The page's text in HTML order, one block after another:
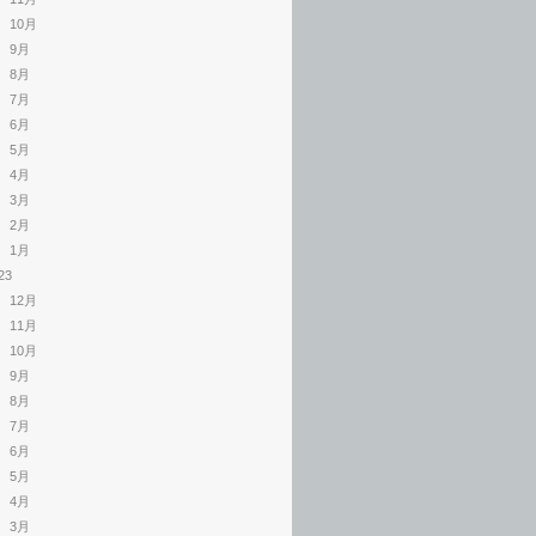
10月
9月
8月
7月
6月
5月
4月
3月
2月
1月
12月
11月
10月
9月
8月
7月
6月
5月
4月
3月